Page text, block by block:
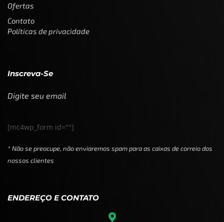
Ofertas
Contato
Políticas de privacidade
Inscreva-Se
Digite seu email
[mc4wp_form id=""]
* Não se preocupe, não enviaremos spam para as caixas de correio dos
nossos clientes
ENDEREÇO E CONTATO